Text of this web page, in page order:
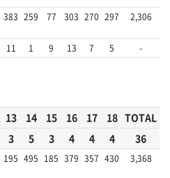
383 259 77 303 270 297 2,306
11 1 9 13 7 5 -
13 14 15 16 17 18 TOTAL
3 5 3 4 4 4 36
195 495 185 379 357 430 3,368